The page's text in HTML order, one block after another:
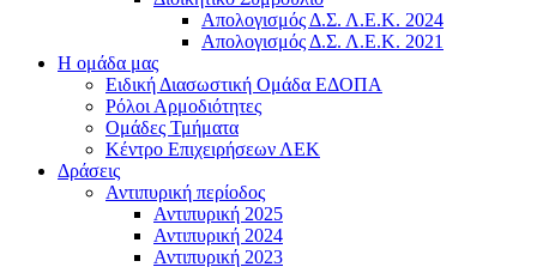
Απολογισμός Δ.Σ. Λ.Ε.Κ. 2024
Απολογισμός Δ.Σ. Λ.Ε.Κ. 2021
Η ομάδα μας
Ειδική Διασωστική Ομάδα ΕΔΟΠΑ
Ρόλοι Αρμοδιότητες
Ομάδες Τμήματα
Κέντρο Επιχειρήσεων ΛΕΚ
Δράσεις
Αντιπυρική περίοδος
Αντιπυρική 2025
Αντιπυρική 2024
Αντιπυρική 2023